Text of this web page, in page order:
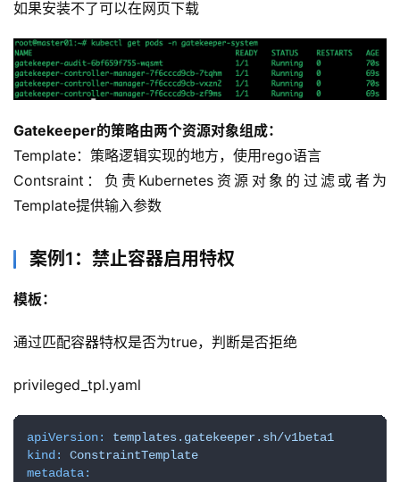
如果安装不了可以在网页下载
Gatekeeper的策略由两个资源对象组成：
Template：策略逻辑实现的地方，使用rego语言
Contsraint：负责Kubernetes资源对象的过滤或者为
Template提供输入参数
案例1：禁止容器启用特权
模板：
通过匹配容器特权是否为true，判断是否拒绝
privileged_tpl.yaml
apiVersion:
templates.gatekeeper.sh/v1beta1
kind:
ConstraintTemplate
metadata: